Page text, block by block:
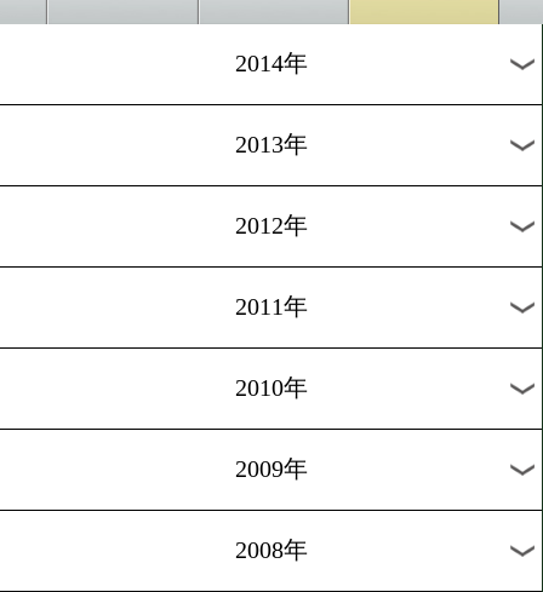
2022年
2020年
2019年
2017年